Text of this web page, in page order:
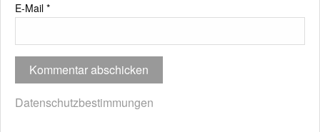
E-Mail *
Datenschutzbestimmungen